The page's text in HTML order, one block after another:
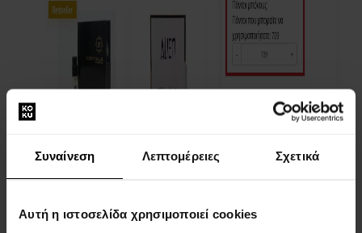
Συναίνεση Λεπτομέρειες Σχετικά
Αυτή η ιστοσελίδα χρησιμοποιεί cookies